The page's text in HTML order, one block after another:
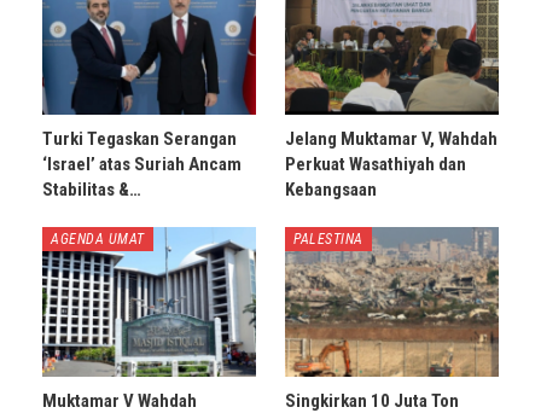
Turki Tegaskan Serangan
‘Israel’ atas Suriah Ancam
Stabilitas &…
Jelang Muktamar V, Wahdah
Perkuat Wasathiyah dan
Kebangsaan
AGENDA UMAT
Muktamar V Wahdah
PALESTINA
Singkirkan 10 Juta Ton